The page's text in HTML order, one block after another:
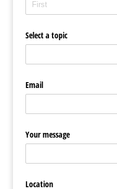
Select a topic
Email
Your message
Location